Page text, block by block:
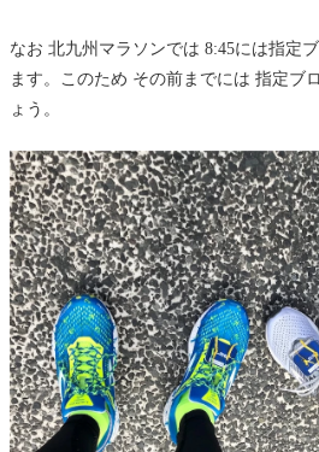
なお 北九州マラソンでは 8:45には指定
ます。このため その前までには 指定ブ
ょう。